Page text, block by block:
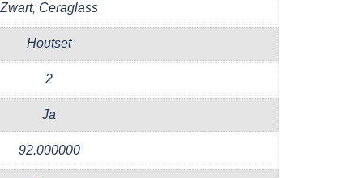
Zwart, Ceraglass
Houtset
2
Ja
92.000000